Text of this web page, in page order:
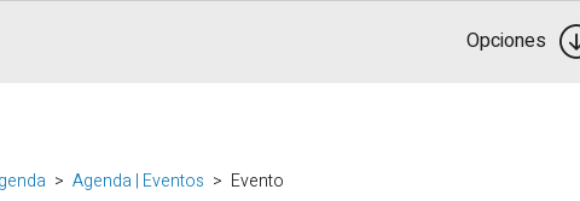
Opciones
Agenda | Eventos Evento